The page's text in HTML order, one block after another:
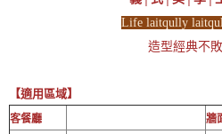
Life laitqully
造型經典不
【適用區域】
客餐廳
牆